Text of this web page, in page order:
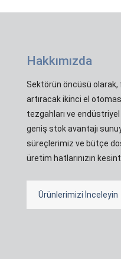
Hakkımızda
Sektörün öncüsü
artıracak ikinci el
tezgahları ve
geniş stok avantajı
süreçlerimiz ve bütçe
üretim hatlarınızın
Ürünlerimizi İnceleyin